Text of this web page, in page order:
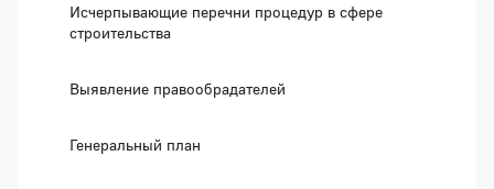
Исчерпывающие перечни процедур в сфере
строительства
Выявление правообрадателей
Генеральный план